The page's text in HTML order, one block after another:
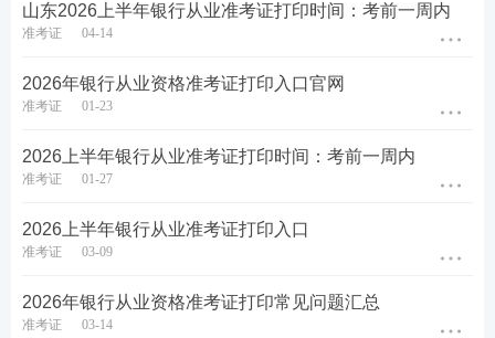
1、2026上半年银行从业准考证打印入口在哪里？
2026上半年银行从业准考证可于考前1周内登录
【中国银行业协会网站
考试服务平台打印，如
未在规定时间内打印准考证，视为自愿弃考，将
无法参加考试。建议大家尽早打印好准考证，并
2、2026上半年银行从业准考证打印是什么样子？
2026上半年银行从业准考证打印效果如图所示，
山东2026上半年银行从业准考证打印时间：考前一周内
准考证 04-14
2026年银行从业资格准考证打印入口官网
准考证 01-23
2026上半年银行从业准考证打印时间：考前一周内
准考证 01-27
2026上半年银行从业准考证打印入口
准考证 03-09
2026年银行从业资格准考证打印常见问题汇总
准考证 03-14